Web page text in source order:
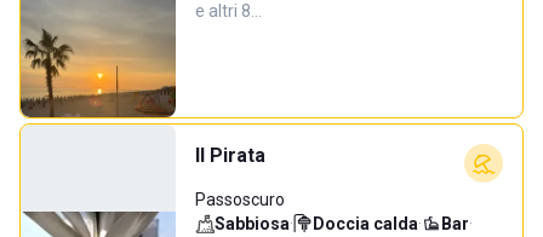
e altri 8…
Il Pirata
Passoscuro
Sabbiosa· Doccia calda· Bar·